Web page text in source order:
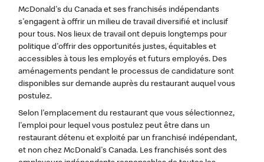
McDonald's du Canada et ses franchisés indépendants
s'engagent à offrir un milieu de travail diversifié et inclusif
pour tous. Nos lieux de travail ont depuis longtemps pour
politique d'offrir des opportunités justes, équitables et
accessibles à tous les employés et futurs employés. Des
aménagements pendant le processus de candidature sont
disponibles sur demande auprès du restaurant auquel vous
postulez.
Selon l'emplacement du restaurant que vous sélectionnez,
l'emploi pour lequel vous postulez peut être dans un
restaurant détenu et exploité par un franchisé indépendant,
et non chez McDonald's Canada. Les franchisés sont des